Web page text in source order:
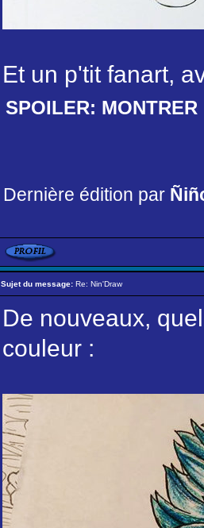
Et un p'tit fanart,
SPOILER: MONTRER
Dernière édition par
Sujet du message: Re: Nin'Draw
De nouveaux,
couleur :